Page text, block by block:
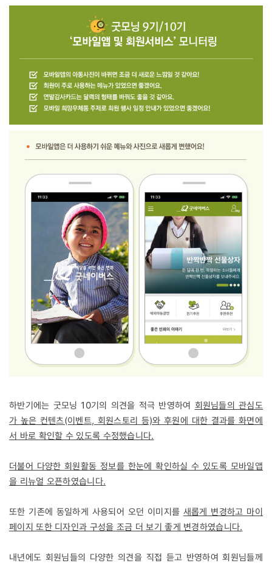
하반기에는 굿모닝 10기의 의견을 적극 반영하여 회원님들의 관심도
가 높은 컨텐츠(이벤트, 회원스토리 등)와 후원에 대한 결과를 화면에
서 바로 확인할 수 있도록 수정했습니다.
더불어 다양한 회원활동 정보를 한눈에 확인하실 수 있도록 모바일앱
을 리뉴얼 오픈하였습니다.
또한 기존에 동일하게 사용되어 오던 이미지를 새롭게 변경하고 마이
페이지 또한 디자인과 구성을 조금 더 보기 좋게 변경하였습니다.
내년에도 회원님들의 다양한 의견을 직접 듣고 반영하여 회원님들께